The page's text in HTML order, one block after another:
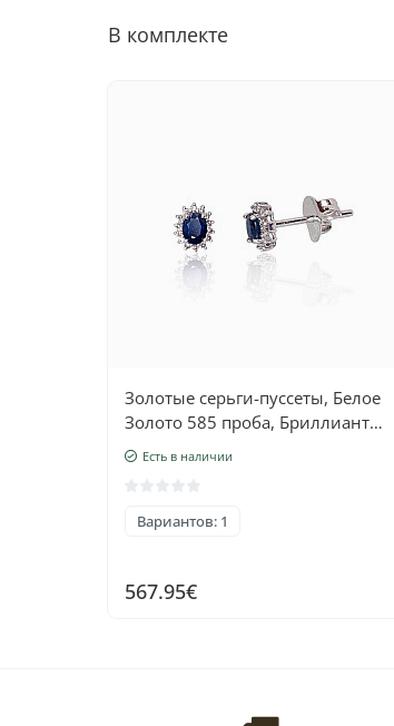
В комплекте
Золотые серьги-пуссеты, Белое
Золото 585 проба, Бриллианты ,
Сапфир
Есть в наличии
Вариантов: 1
567.95€